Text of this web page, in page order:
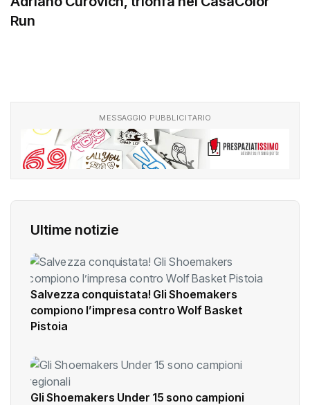
Run
MESSAGGIO PUBBLICITARIO
Ultime notizie
Salvezza conquistata! Gli Shoemakers
compiono l’impresa contro Wolf Basket
Pistoia
Gli Shoemakers Under 15 sono campioni